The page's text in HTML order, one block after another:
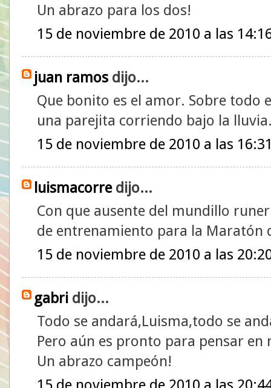
Un abrazo para los dos!
15 de noviembre de 2010 a las
juan ramos dijo...
Que bonito es el amor. Sobre todo
una parejita corriendo bajo la
15 de noviembre de 2010 a las
luismacorredijo...
Con que ausente del mundillo
de entrenamiento para la Maratón
15 de noviembre de 2010 a las
gabri dijo...
Todo se andará,Luisma,todo se
Pero aún es pronto para pensar en
Un abrazo campeón!